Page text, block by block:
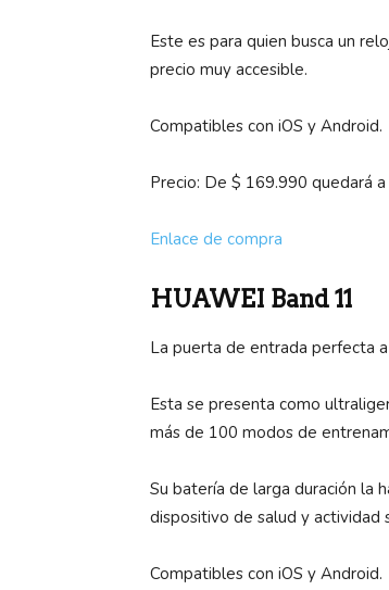
Este es para quien busca un
precio muy accesible.
Compatibles con iOS y Android.
Precio: De $ 169.990 quedará
Enlace de compra
HUAWEI Band 11
La puerta de entrada perfecta
Esta se presenta como
más de 100 modos de
Su batería de larga duración la
dispositivo de salud y actividad
Compatibles con iOS y Android.